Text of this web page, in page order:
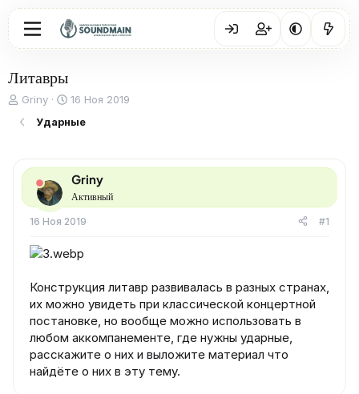
Литавры
А
т
р
т
м
Griny
Д
т
н
а
ч
а
а
16 Ноя 2019
Ударные
Griny
Активный
16 Ноя 2019 #1
Конструкция литавр развивалась в разных странах,
их можно увидеть при классической концертной
постановке, но вообще можно использовать в
любом аккомпанементе, где нужны ударные,
расскажите о них и выложите материал что
найдёте о них в эту тему.